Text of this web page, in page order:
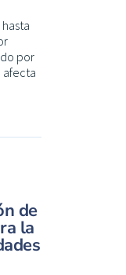
por
afecta
de
la